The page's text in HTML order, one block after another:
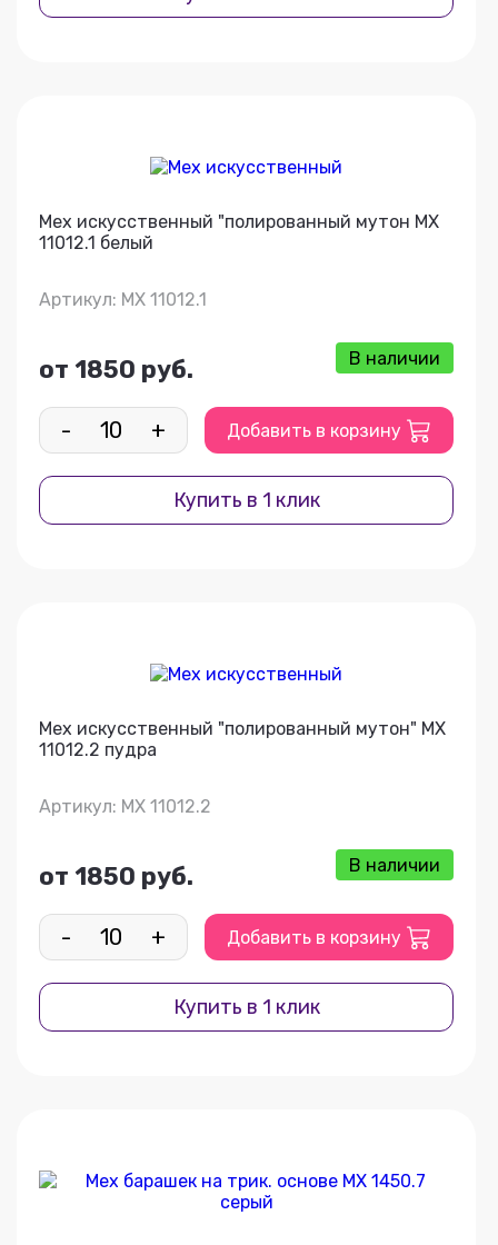
Мех искусственный "полированный мутон МХ
11012.1 белый
Артикул: МХ 11012.1
от 1850 руб. В наличии
- + Добавить в корзину
Купить в 1 клик
Мех искусственный "полированный мутон" МХ
11012.2 пудра
Артикул: МХ 11012.2
от 1850 руб. В наличии
- + Добавить в корзину
Купить в 1 клик